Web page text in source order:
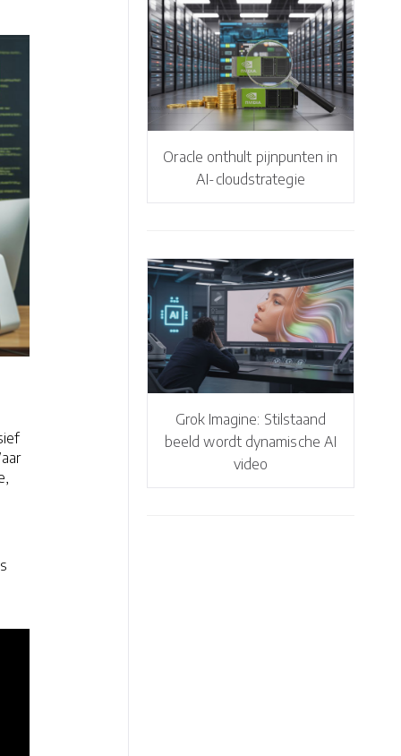
Oracle onthult pijnpunten in
AI-cloudstrategie
Grok Imagine: Stilstaand
beeld wordt dynamische AI
video